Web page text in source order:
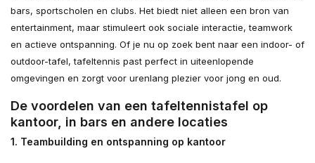
bars, sportscholen en clubs. Het biedt niet alleen een bron van
entertainment, maar stimuleert ook sociale interactie, teamwork
en actieve ontspanning. Of je nu op zoek bent naar een indoor- of
outdoor-tafel, tafeltennis past perfect in uiteenlopende
omgevingen en zorgt voor urenlang plezier voor jong en oud.
De voordelen van een tafeltennistafel op
kantoor, in bars en andere locaties
1. Teambuilding en ontspanning op kantoor